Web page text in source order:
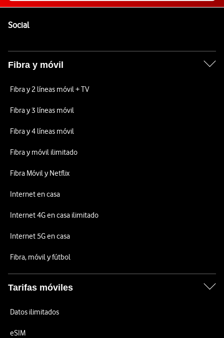
SocialEnlaces a las redes sociales de Vodafone
Fibra y móvil
Fibra y 2 líneas móvil + TV
Fibra y 3 líneas móvil
Fibra y 4 líneas móvil
Fibra y móvil ilimitado
Fibra Móvil y Netflix
Internet en casa
Internet 4G en casa ilimitado
Internet 5G en casa
Fibra, móvil y fútbol
Tarifas móviles
Datos ilimitados
eSIM